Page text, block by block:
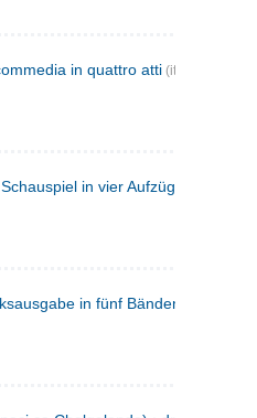
in quattro atti (italiensk)
in vier Aufzügen
in fünf Bänden